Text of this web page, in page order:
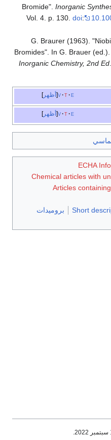
Bromide".Inorganic
Vol. 4. p. 130.doi:
G. Braurer (1963).
Bromides". In G. Brauer
Inorganic Chemistry, 2nd Ed
أظهر v t e
أظهر v t e
ECHA
Chemical articles with
Articles
Short
بروميدات